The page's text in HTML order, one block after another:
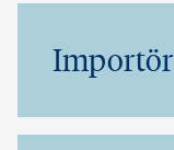
Importör